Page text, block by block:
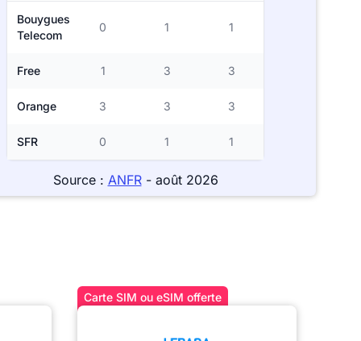
Bouygues
Telecom
0 1 1
Free 1 3 3
Orange 3 3 3
SFR 0 1 1
Source : ANFR- août 2026
Carte SIM ou eSIM offerte